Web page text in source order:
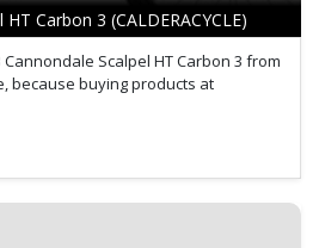
Carbon 3 (CALDERACYCLE)
Scalpel HT Carbon 3 from
because buying products at